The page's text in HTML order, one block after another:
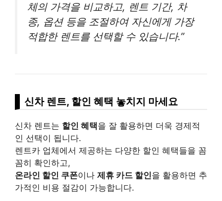
체의 가격을 비교하고, 렌트 기간, 차
종, 옵션 등을 조절하여 자신에게 가장
적합한 렌트를 선택할 수 있습니다.”
신차 렌트, 할인 혜택 놓치지 마세요
신차 렌트는 할인 혜택을 잘 활용하면 더욱 경제적
인 선택이 됩니다.
렌트카 업체에서 제공하는 다양한 할인 혜택들을 꼼
꼼히 확인하고,
온라인 할인 쿠폰이나 제휴 카드 할인을 활용하면 추
가적인 비용 절감이 가능합니다.